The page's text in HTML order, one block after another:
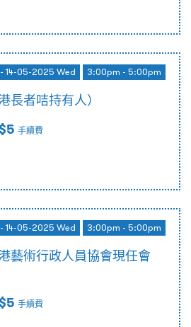
14-05-2025 Wed 3:00pm - 5:00pm
長者咭持有人）
手續費
14-05-2025 Wed 3:00pm - 5:00pm
藝術行政人員協會現任會
手續費